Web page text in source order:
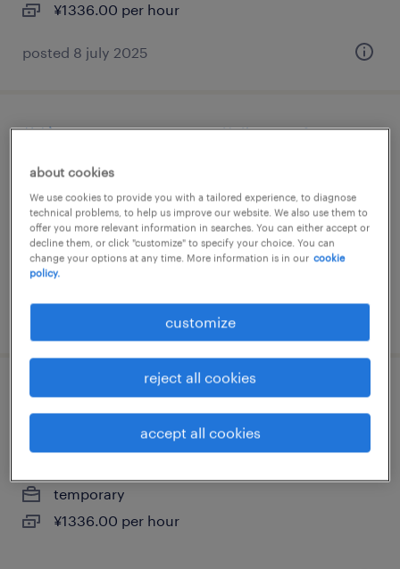
¥1336.00 per hour
posted 8 july 2025
物流・ロジスティクスの仕分け・ピッキン
グ・梱包、検品、その他（倉庫・軽作業）
千葉県白井市, 千葉県
temporary
¥1336.00 per hour
物流・ロジスティクスの仕分け・ピッキン
グ・梱包、検品、その他（倉庫・軽作業）
temporary
¥1336.00 per hour
about cookies
We use cookies to provide you with a tailored experience, to diagnose
technical problems, to help us improve our website. We also use them to
offer you more relevant information in searches. You can either accept or
decline them, or click "customize" to specify your choice. You can
change your options at any time. More information is in our cookie
policy.
customize
reject all cookies
accept all cookies